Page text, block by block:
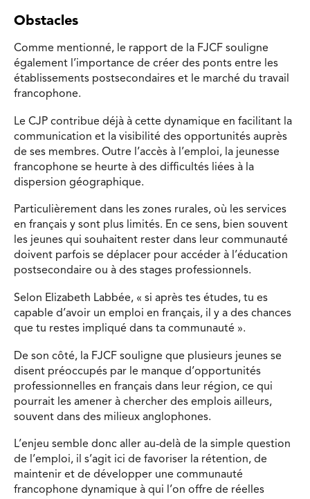
Obstacles
Comme mentionné, le rapport de la FJCF souligne
également l’importance de créer des ponts entre les
établissements postsecondaires et le marché du travail
francophone.
Le CJP contribue déjà à cette dynamique en facilitant la
communication et la visibilité des opportunités auprès
de ses membres. Outre l’accès à l’emploi, la jeunesse
francophone se heurte à des difficultés liées à la
dispersion géographique.
Particulièrement dans les zones rurales, où les services
en français y sont plus limités. En ce sens, bien souvent
les jeunes qui souhaitent rester dans leur communauté
doivent parfois se déplacer pour accéder à l’éducation
postsecondaire ou à des stages professionnels.
Selon Elizabeth Labbée, « si après tes études, tu es
capable d’avoir un emploi en français, il y a des chances
que tu restes impliqué dans ta communauté ».
De son côté, la FJCF souligne que plusieurs jeunes se
disent préoccupés par le manque d’opportunités
professionnelles en français dans leur région, ce qui
pourrait les amener à chercher des emplois ailleurs,
souvent dans des milieux anglophones.
L’enjeu semble donc aller au-delà de la simple question
de l’emploi, il s’agit ici de favoriser la rétention, de
maintenir et de développer une communauté
francophone dynamique à qui l’on offre de réelles